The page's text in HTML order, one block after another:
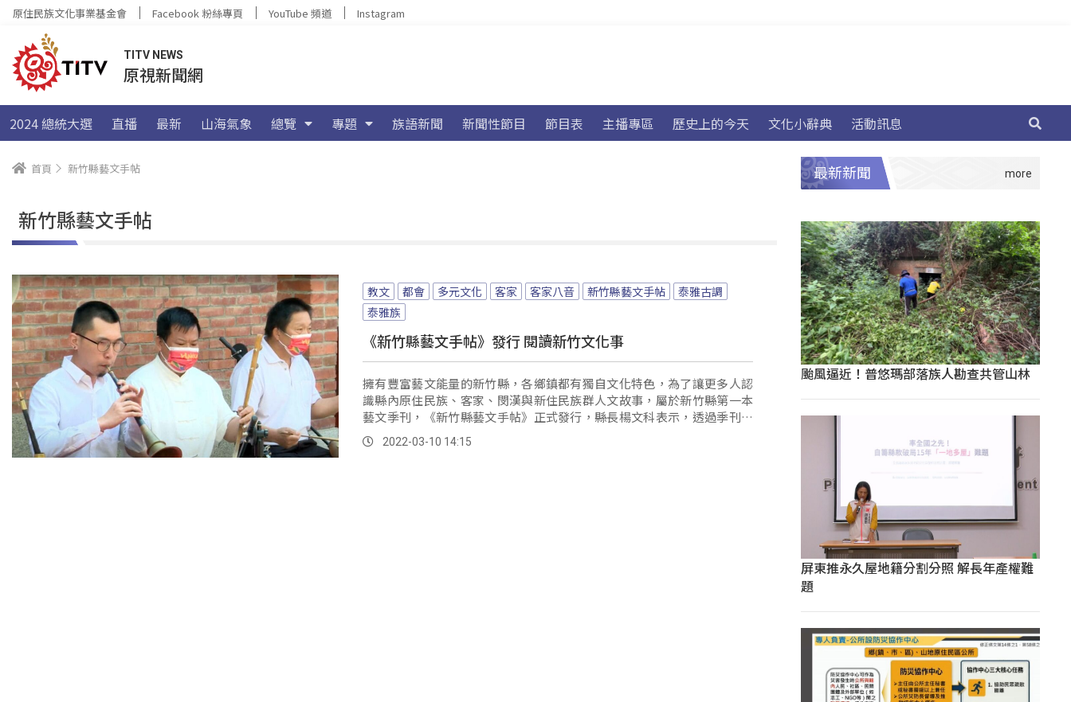
原住民族文化事業基金會 Facebook 粉絲專頁 YouTube 頻道 Instagram
TITV NEWS
原視新聞網
2024 總統大選 直播 最新 山海氣象 總覽 專題 族語新聞 新聞性節目 節目表 主播專區 歷史上的今天 文化小辭典 活動訊息
首頁 新竹縣藝文手帖
新竹縣藝文手帖
教文 都會 多元文化 客家 客家八音 新竹縣藝文手帖
泰雅古調
泰雅族
《新竹縣藝文手帖》發行 閱讀新竹文化事
擁有豐富藝文能量的新竹縣，各鄉鎮都有獨自文化特色，為了讓更多人認
識縣內原住民族、客家、閔漢與新住民族群人文故事，屬於新竹縣第一本
藝文季刊，《新竹縣藝文手帖》正式發行，縣長楊文科表示，透過季刊帶
領讀者，以不同視角閱讀新竹文化事，感受在地文化底蘊，內容相當精
采，值得期待。
2022-03-10 14:15
最新新聞
颱風逼近！普悠瑪部落族人勘查共管山林
屏東推永久屋地籍分割分照 解長年產權難
題